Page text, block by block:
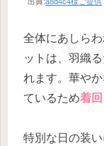
全体にあしらわ
ットは、羽織
れます。華や
ているため着
特別な日の装